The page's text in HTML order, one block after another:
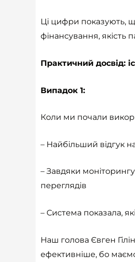
Ці цифри показують,
фінансування, якість
Практичний досвід:
Випадок 1:
Коли ми почали
– Найбільший відгук
– Завдяки
переглядів
– Система показала,
Наш голова Євген
ефективніше, бо